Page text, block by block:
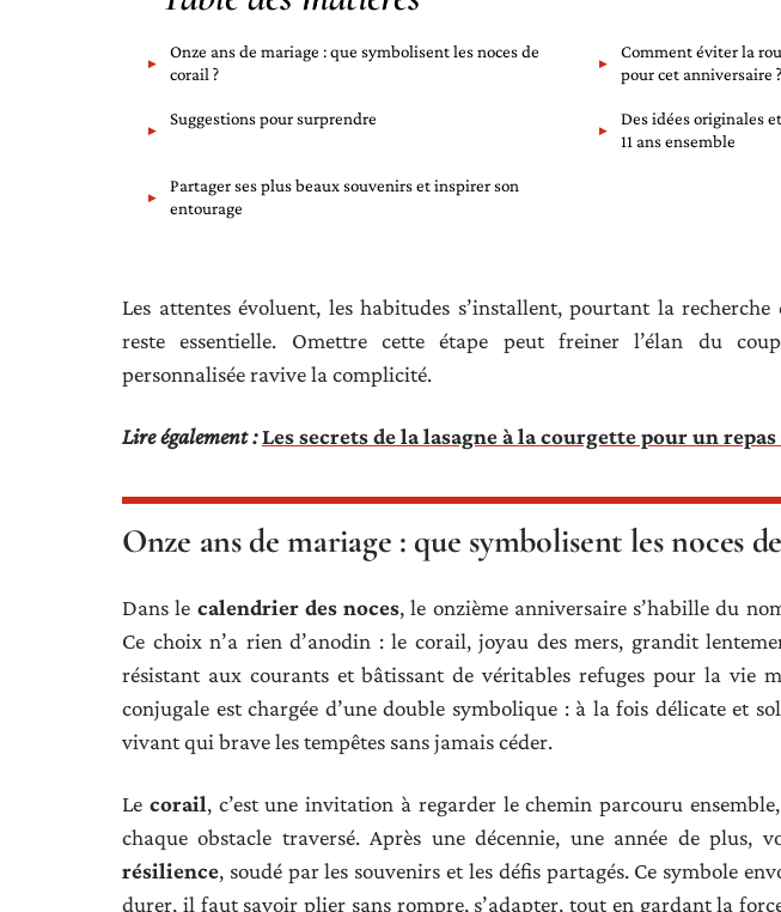
Onze ans de mariage : que symbolisent les noces de
corail ?
Comment éviter la
pour cet anniversaire ?
Suggestions pour surprendre
Des idées originales
11 ans ensemble
Partager ses plus beaux souvenirs et inspirer son
entourage
Les attentes évoluent, les habitudes s’installent, pourtant la
reste essentielle. Omettre cette étape peut freiner l’élan du
personnalisée ravive la complicité.
Lire également :Les secrets de la lasagne à la courgette pour un
Onze ans de mariage : que symbolisent les noces
Dans le calendrier des noces, le onzième anniversaire s’habille du
Ce choix n’a rien d’anodin : le corail, joyau des mers, grandit
résistant aux courants et bâtissant de véritables refuges pour la vie
conjugale est chargée d’une double symbolique : à la fois délicate et
vivant qui brave les tempêtes sans jamais céder.
Le corail, c’est une invitation à regarder le chemin parcouru
chaque obstacle traversé. Après une décennie, une année de plus,
résilience, soudé par les souvenirs et les défis partagés. Ce symbole
durer, il faut savoir plier sans rompre, s’adapter, tout en gardant la